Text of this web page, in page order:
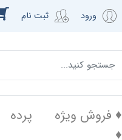
ورود ثبت نام
♦️ فروش ویژه
♦️
پرده